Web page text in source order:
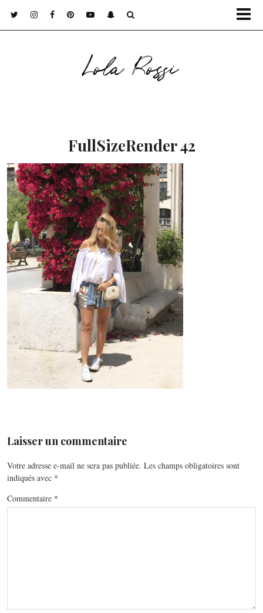
Lola Rossi
FullSizeRender 42
Laisser un commentaire
Votre adresse e-mail ne sera pas publiée. Les champs obligatoires sont
indiqués avec *
Commentaire *